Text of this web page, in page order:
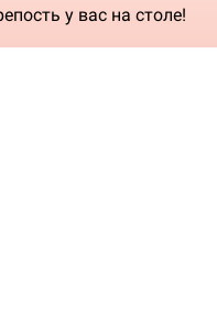
у вас на столе!